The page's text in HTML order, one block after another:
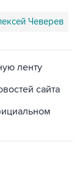
Чеверев
ленту
сайта